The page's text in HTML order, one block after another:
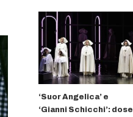
‘Suor Angelica’ e
‘Gianni Schicchi’: dose